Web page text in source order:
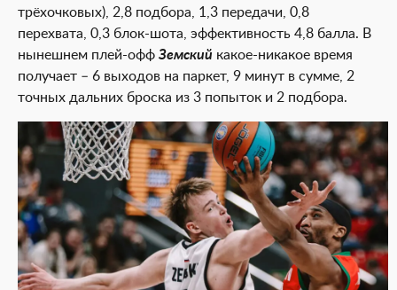
трёхочковых), 2,8 подбора, 1,3 передачи, 0,8
перехвата, 0,3 блок-шота, эффективность 4,8 балла. В
нынешнем плей-офф Земский какое-никакое время
получает – 6 выходов на паркет, 9 минут в сумме, 2
точных дальних броска из 3 попыток и 2 подбора.